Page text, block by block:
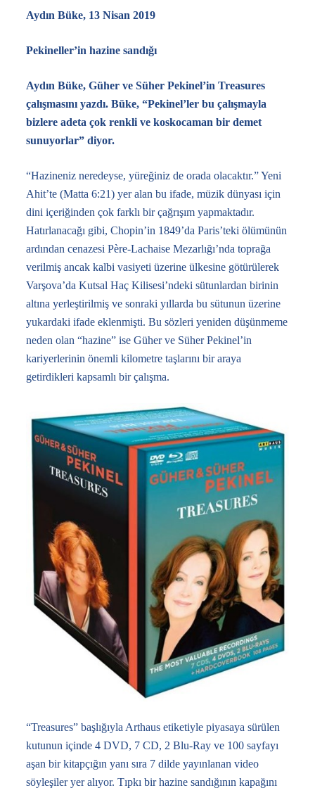
Aydın Büke, 13 Nisan 2019
Pekineller’in hazine sandığı
Aydın Büke, Güher ve Süher Pekinel’in Treasures
çalışmasını yazdı. Büke, “Pekinel’ler bu çalışmayla
bizlere adeta çok renkli ve koskocaman bir demet
sunuyorlar” diyor.
“Hazineniz neredeyse, yüreğiniz de orada olacaktır.” Yeni
Ahit’te (Matta 6:21) yer alan bu ifade, müzik dünyası için
dini içeriğinden çok farklı bir çağrışım yapmaktadır.
Hatırlanacağı gibi, Chopin’in 1849’da Paris’teki ölümünün
ardından cenazesi Père-Lachaise Mezarlığı’nda toprağa
verilmiş ancak kalbi vasiyeti üzerine ülkesine götürülerek
Varşova’da Kutsal Haç Kilisesi’ndeki sütunlardan birinin
altına yerleştirilmiş ve sonraki yıllarda bu sütunun üzerine
yukardaki ifade eklenmişti. Bu sözleri yeniden düşünmeme
neden olan “hazine” ise Güher ve Süher Pekinel’in
kariyerlerinin önemli kilometre taşlarını bir araya
getirdikleri kapsamlı bir çalışma.
“Treasures” başlığıyla Arthaus etiketiyle piyasaya sürülen
kutunun içinde 4 DVD, 7 CD, 2 Blu-Ray ve 100 sayfayı
aşan bir kitapçığın yanı sıra 7 dilde yayınlanan video
söyleşiler yer alıyor. Tıpkı bir hazine sandığının kapağını